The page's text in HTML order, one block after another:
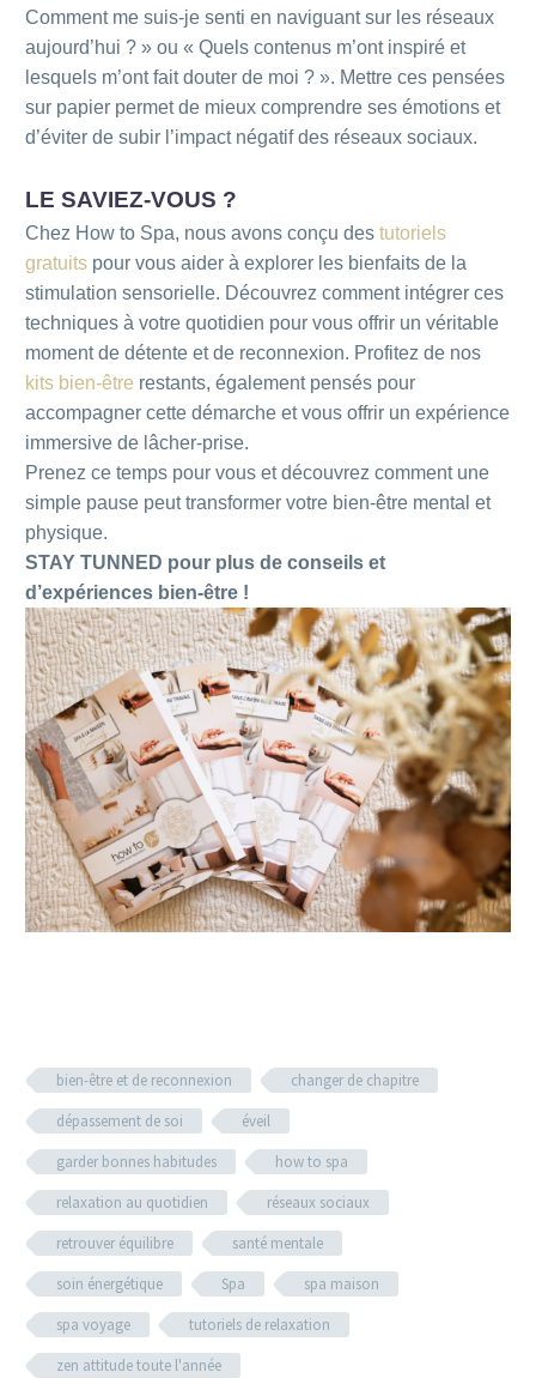
Comment me suis-je senti en naviguant sur les réseaux
aujourd’hui ? » ou « Quels contenus m’ont inspiré et
lesquels m’ont fait douter de moi ? ». Mettre ces pensées
sur papier permet de mieux comprendre ses émotions et
d’éviter de subir l’impact négatif des réseaux sociaux.
LE SAVIEZ-VOUS ?
Chez How to Spa, nous avons conçu des tutoriels
gratuits pour vous aider à explorer les bienfaits de la
stimulation sensorielle. Découvrez comment intégrer ces
techniques à votre quotidien pour vous offrir un véritable
moment de détente et de reconnexion. Profitez de nos
kits bien-être restants, également pensés pour
accompagner cette démarche et vous offrir un expérience
immersive de lâcher-prise.
Prenez ce temps pour vous et découvrez comment une
simple pause peut transformer votre bien-être mental et
physique.
STAY TUNNED pour plus de conseils et
d’expériences bien-être !
bien-être et de reconnexion
changer de chapitre
dépassement de soi
éveil
garder bonnes habitudes
how to spa
relaxation au quotidien
réseaux sociaux
retrouver équilibre
santé mentale
soin énergétique
Spa
spa maison
spa voyage
tutoriels de relaxation
zen attitude toute l'année